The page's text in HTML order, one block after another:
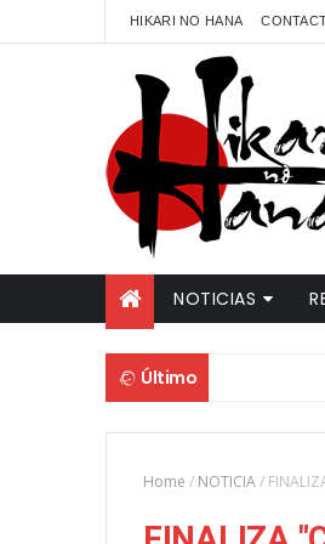
HIKARI NO HANA
NOTICIAS
Último
Home / NOTICIA/